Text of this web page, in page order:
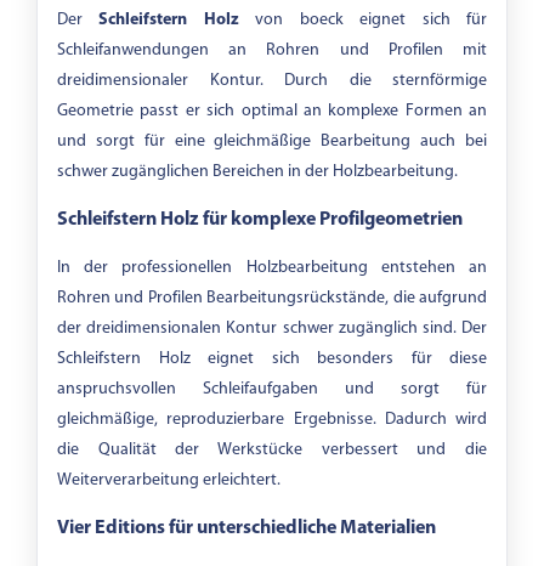
DerSchleifstern Holzvon boeck eignet sich für
Schleifanwendungen an Rohren und Profilen mit
dreidimensionaler Kontur. Durch die sternförmige
Geometrie passt er sich optimal an komplexe Formen an
und sorgt für eine gleichmäßige Bearbeitung auch bei
schwer zugänglichen Bereichen in der Holzbearbeitung.
Schleifstern Holz für komplexe Profilgeometrien
In der professionellen Holzbearbeitung entstehen an
Rohren und Profilen Bearbeitungsrückstände, die aufgrund
der dreidimensionalen Kontur schwer zugänglich sind. Der
Schleifstern Holz eignet sich besonders für diese
anspruchsvollen Schleifaufgaben und sorgt für
gleichmäßige, reproduzierbare Ergebnisse. Dadurch wird
die Qualität der Werkstücke verbessert und die
Weiterverarbeitung erleichtert.
Vier Editions für unterschiedliche Materialien